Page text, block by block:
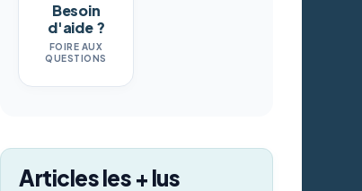
Besoin
d'aide ?
FOIRE AUX
QUESTIONS
Articles les + lus